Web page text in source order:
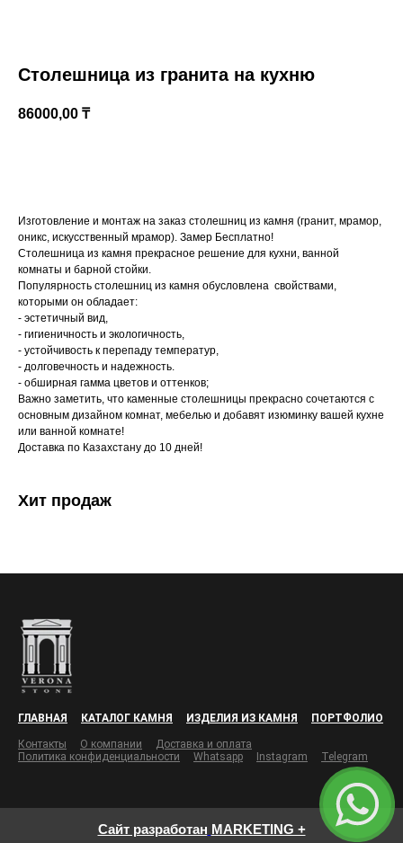
Казахстан, Алматы, ул Султана Бейбарыса,
32
Столешница из гранита на кухню
86000,00 ₸
Изготовление и монтаж на заказ столешниц из камня (гранит, мрамор,
оникс, искусственный мрамор). Замер Бесплатно!
Столешница из камня прекрасное решение для кухни, ванной
комнаты и барной стойки.
Популярность столешниц из камня обусловлена свойствами,
которыми он обладает:
- эстетичный вид,
- гигиеничность и экологичность,
- устойчивость к перепаду температур,
- долговечность и надежность.
- обширная гамма цветов и оттенков;
Важно заметить, что каменные столешницы прекрасно сочетаются с
основным дизайном комнат, мебелью и добавят изюминку вашей кухне
или ванной комнате!
Доставка по Казахстану до 10 дней!
Хит продаж
ГЛАВНАЯ КАТАЛОГ КАМНЯ ИЗДЕЛИЯ ИЗ КАМНЯ ПОРТФОЛИО
Контакты О компании
Доставка и оплата
Политика конфиденциальности
Whatsapp Instagram Telegram
Сайт разработан MARKETING +